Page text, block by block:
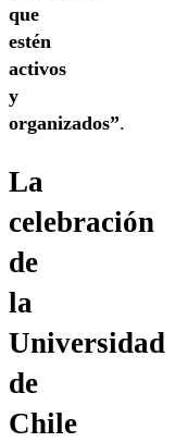
que
estén
activos
y
organizados”.
La
celebración
de
la
Universidad
de
Chile